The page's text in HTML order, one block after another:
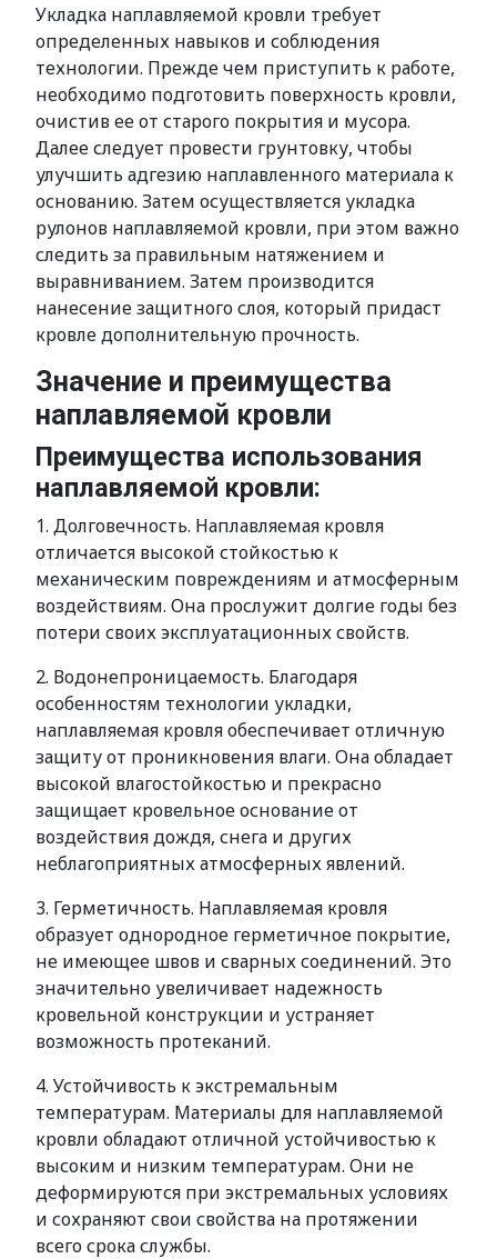
Укладка наплавляемой кровли требует
определенных навыков и соблюдения
технологии. Прежде чем приступить к работе,
необходимо подготовить поверхность кровли,
очистив ее от старого покрытия и мусора.
Далее следует провести грунтовку, чтобы
улучшить адгезию наплавленного материала к
основанию. Затем осуществляется укладка
рулонов наплавляемой кровли, при этом важно
следить за правильным натяжением и
выравниванием. Затем производится
нанесение защитного слоя, который придаст
кровле дополнительную прочность.
Значение и преимущества
наплавляемой кровли
Преимущества использования
наплавляемой кровли:
1. Долговечность. Наплавляемая кровля
отличается высокой стойкостью к
механическим повреждениям и атмосферным
воздействиям. Она прослужит долгие годы без
потери своих эксплуатационных свойств.
2. Водонепроницаемость. Благодаря
особенностям технологии укладки,
наплавляемая кровля обеспечивает отличную
защиту от проникновения влаги. Она обладает
высокой влагостойкостью и прекрасно
защищает кровельное основание от
воздействия дождя, снега и других
неблагоприятных атмосферных явлений.
3. Герметичность. Наплавляемая кровля
образует однородное герметичное покрытие,
не имеющее швов и сварных соединений. Это
значительно увеличивает надежность
кровельной конструкции и устраняет
возможность протеканий.
4. Устойчивость к экстремальным
температурам. Материалы для наплавляемой
кровли обладают отличной устойчивостью к
высоким и низким температурам. Они не
деформируются при экстремальных условиях
и сохраняют свои свойства на протяжении
всего срока службы.